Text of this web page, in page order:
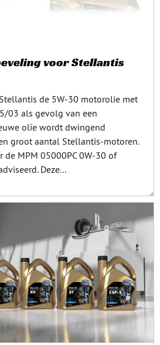
voor Stellantis
de 5W-30 motorolie met
03 als gevolg van een
olie wordt dwingend
groot aantal Stellantis-motoren.
de MPM 05000PC 0W-30 of
Deze...